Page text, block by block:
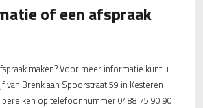
of een afspraak
maken? Voor meer informatie kunt u
van Brenk aan Spoorstraat 59 in Kesteren
op telefoonnummer 0488 75 90 90